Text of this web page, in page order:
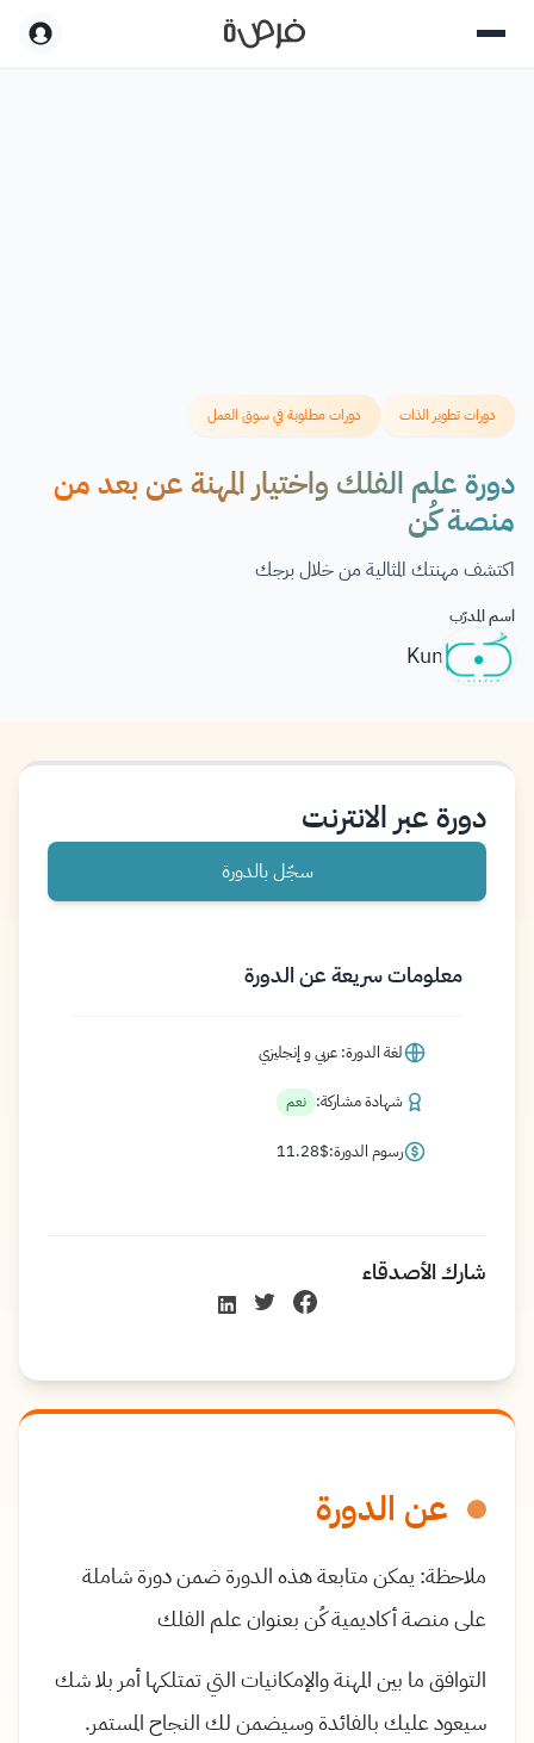
دورات تطوير الذات دورات مطلوبة في سوق العمل
دورة علم الفلك واختيار المهنة عن بعد من
منصة كُن
اكتشف مهنتك المثالية من خلال برجك
اسم المدرّب
Kun
عن الدورة
ملاحظة: يمكن متابعة هذه الدورة ضمن دورة شاملة
على منصة أكاديمية كُن بعنوان علم الفلك
التوافق ما بين المهنة والإمكانيات التي تمتلكها أمر بلا شك
سيعود عليك بالفائدة وسيضمن لك النجاح المستمر.
دورة عبر الانترنت
سجّل بالدورة
معلومات سريعة عن الدورة
لغة الدورة: عربي و إنجليزي
شهادة مشاركة: نعم
رسوم الدورة: 11.28$
شارك الأصدقاء